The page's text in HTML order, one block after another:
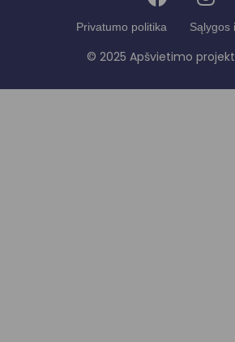
Privatumo politika Sąlygos
© 2025 Apšvietimo